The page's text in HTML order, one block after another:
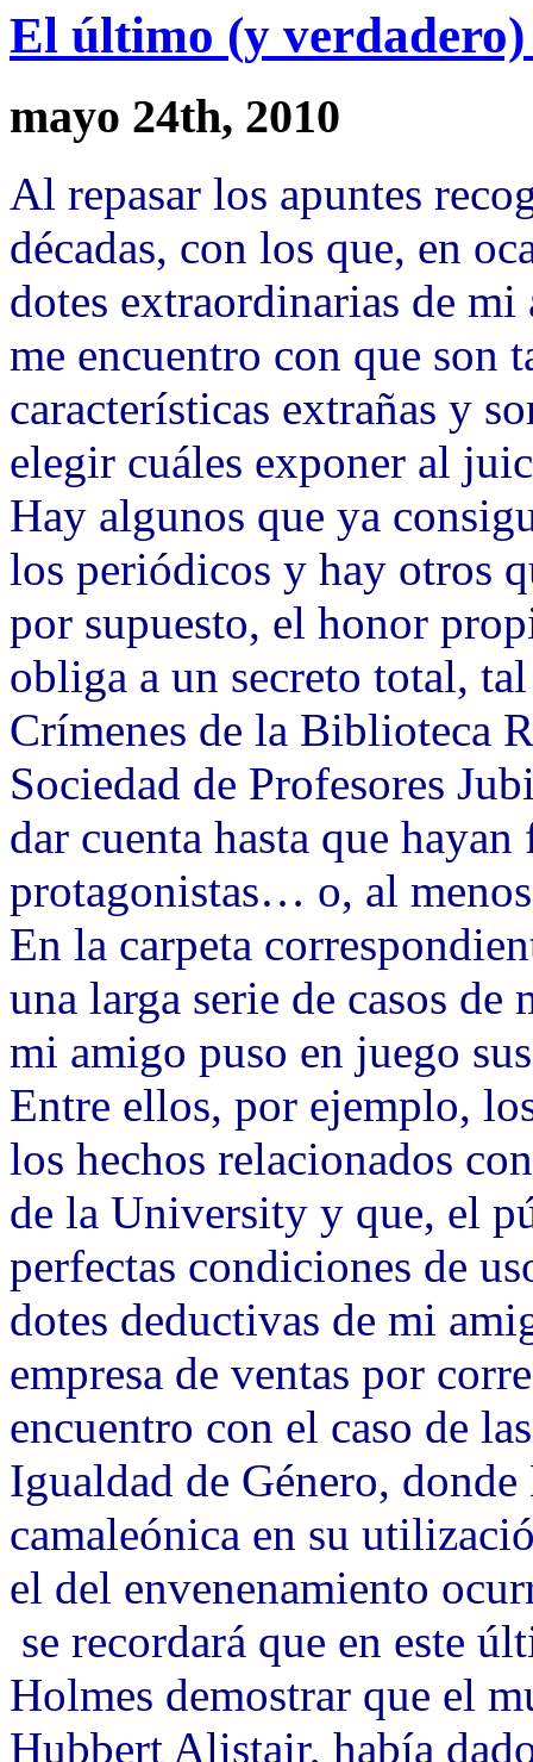
El último (y verdadero)
mayo 24th, 2010
Al repasar los apuntes
décadas, con los que, en
dotes extraordinarias de
me encuentro con que son
características extrañas y
elegir cuáles exponer al
Hay algunos que ya
los periódicos y hay otros
por supuesto, el honor
obliga a un secreto total,
Crímenes de la Biblioteca
Sociedad de Profesores
dar cuenta hasta que
protagonistas… o, al
En la carpeta
una larga serie de casos
mi amigo puso en juego
Entre ellos, por ejemplo,
los hechos relacionados
de la University y que, el
perfectas condiciones de
dotes deductivas de mi
empresa de ventas por
encuentro con el caso de
Igualdad de Género,
camaleónica en su
el del envenenamiento
se recordará que en este
Holmes demostrar que el
Hubbert Alistair, había